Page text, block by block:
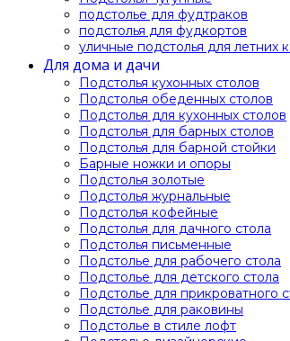
подстолье для фудтраков
подстолья для фудкортов
уличные подстолья для летних
Для дома и дачи
Подстолья кухонных столов
Подстолья обеденных столов
Подстолья для кухонных столов
Подстолья для барных столов
Подстолья для барной стойки
Барные ножки и опоры
Подстолья золотые
Подстолья журнальные
Подстолья кофейные
Подстолья для дачного стола
Подстолья письменные
Подстолье для рабочего стола
Подстолье для детского стола
Подстолье для прикроватного
Подстолье для раковины
Подстолье в стиле лофт